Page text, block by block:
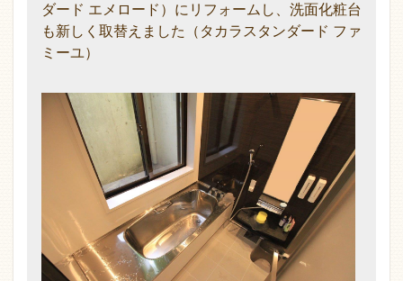
ダード エメロード）にリフォームし、洗面化粧台
も新しく取替えました（タカラスタンダード ファ
ミーユ）